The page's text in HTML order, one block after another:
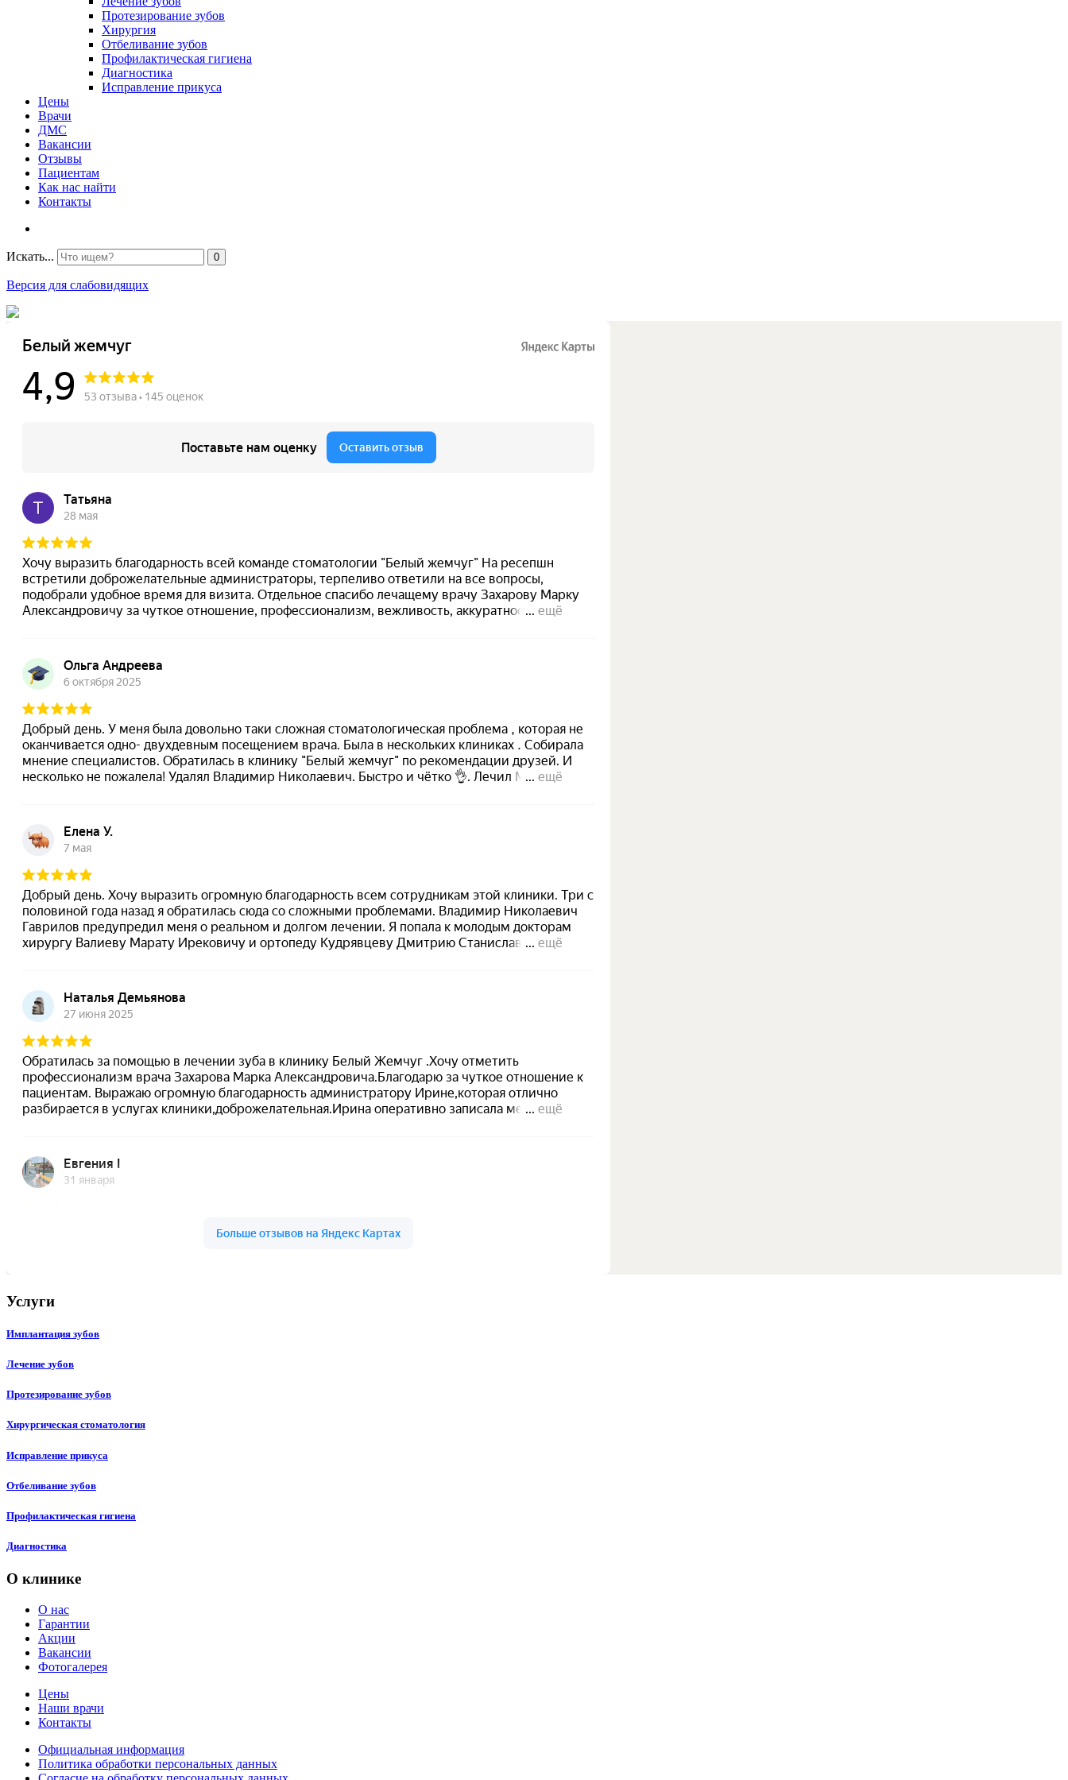
Протезирование зубов
Хирургия
Отбеливание зубов
Профилактическая гигиена
Диагностика
Исправление прикуса
Цены
Врачи
ДМС
Вакансии
Отзывы
Пациентам
Как нас найти
Контакты
Искать... 0
Версия для слабовидящих
Услуги
Имплантация зубов
Лечение зубов
Протезирование зубов
Хирургическая стоматология
Исправление прикуса
Отбеливание зубов
Профилактическая гигиена
Диагностика
О клинике
О нас
Гарантии
Акции
Вакансии
Фотогалерея
Цены
Наши врачи
Контакты
Официальная информация
Политика обработки персональных данных